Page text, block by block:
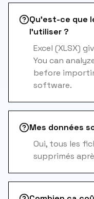
Qu'est-ce que
l'utiliser ?
Excel (XLSX)
You can
before
software.
Mes données
Oui, tous les
supprimés